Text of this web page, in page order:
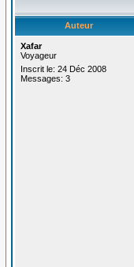
Auteur
Xafar
Voyageur
Inscrit le: 24 Déc 2008
Messages: 3